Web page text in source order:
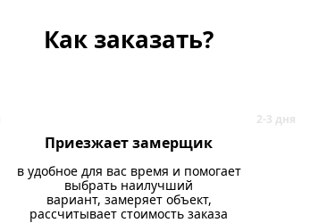
Как заказать?
Приезжает замерщик
в удобное для вас время и помогает
выбрать наилучший
вариант, замеряет объект,
рассчитывает стоимость заказа